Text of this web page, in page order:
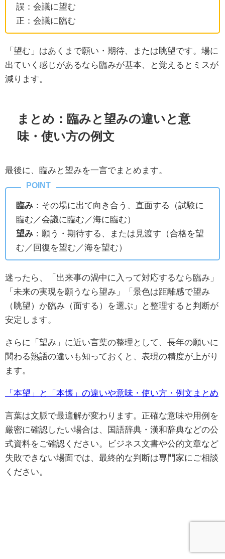
誤：会議に望む
正：会議に臨む
「望む」はあくまで願い・期待、または眺望です。場に
出ていく感じがあるなら臨みが基本、と覚えるとミスが
減ります。
まとめ：臨みと望みの違いと意
味・使い方の例文
最後に、臨みと望みを一言でまとめます。
臨み ：その場に出て向き合う、直面する（試験に
臨む／会議に臨む／海に臨む）
望み ：願う・期待する、または見渡す（合格を望
む／回復を望む／海を望む）
迷ったら、「出来事の渦中に入って対応するなら臨み」
「未来の実現を願うなら望み」「景色は距離感で望み
（眺望）か臨み（面する）を選ぶ」と整理すると判断が
安定します。
さらに「望み」に近い言葉の整理として、長年の願いに
関わる熟語の違いも知っておくと、表現の精度が上がり
ます。
「本望」と「本懐」の違いや意味・使い方・例文まとめ
言葉は文脈で最適解が変わります。正確な意味や用例を
厳密に確認したい場合は、国語辞典・漢和辞典などの公
式資料をご確認ください。ビジネス文書や公的文章など
失敗できない場面では、最終的な判断は専門家にご相談
ください。